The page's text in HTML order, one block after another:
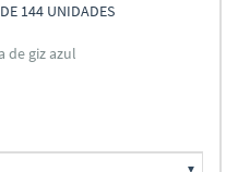
144 UNIDADES
de giz azul